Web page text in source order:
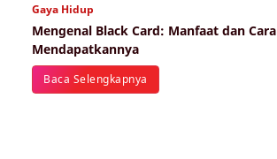
Gaya Hidup
Mengenal Black Card: Manfaat dan Cara
Mendapatkannya
Baca Selengkapnya